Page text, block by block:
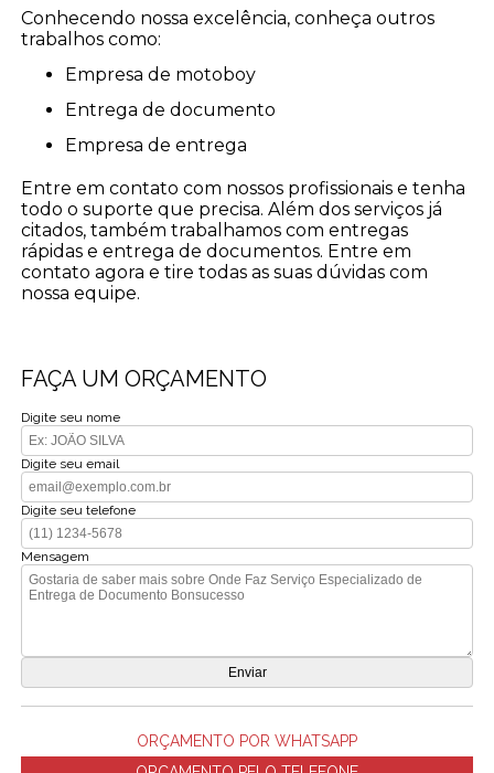
Conhecendo nossa excelência, conheça outros
trabalhos como:
empresa de motoboy
entrega de documento
empresa de entrega
Entre em contato com nossos profissionais e tenha
todo o suporte que precisa. Além dos serviços já
citados, também trabalhamos com entregas
rápidas e entrega de documentos. Entre em
contato agora e tire todas as suas dúvidas com
nossa equipe.
FAÇA UM ORÇAMENTO
Digite seu nome
Digite seu email
Digite seu telefone
Mensagem
ORÇAMENTO POR WHATSAPP